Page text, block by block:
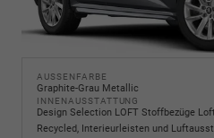
AUSSENFARBE
Graphite-Grau Metallic
INNENAUSSTATTUNG
Design Selection LOFT Stoffbezüge
Recycled, Interieurleisten und